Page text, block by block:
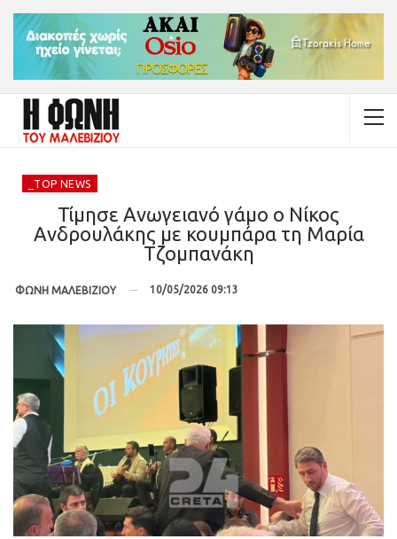
_TOP NEWS
Τίμησε Ανωγειανό γάμο ο Νίκος
Ανδρουλάκης με κουμπάρα τη Μαρία
Τζομπανάκη
ΦΩΝΗ ΜΑΛΕΒΙΖΙΟΥ 10/05/2026 09:13